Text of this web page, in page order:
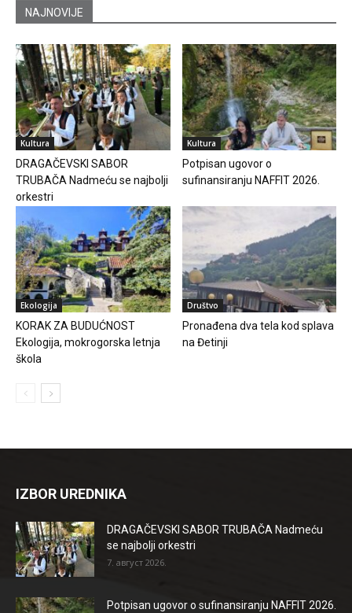
NAJNOVIJE
Kultura
DRAGAČEVSKI SABOR
TRUBAČA Nadmeću se najbolji
orkestri
Kultura
Potpisan ugovor o
sufinansiranju NAFFIT 2026.
Ekologija
KORAK ZA BUDUĆNOST
Ekologija, mokrogorska letnja
škola
Društvo
Pronađena dva tela kod splava
na Đetinji
IZBOR UREDNIKA
DRAGAČEVSKI SABOR TRUBAČA Nadmeću
se najbolji orkestri
7. август 2026.
Potpisan ugovor o sufinansiranju NAFFIT 2026.